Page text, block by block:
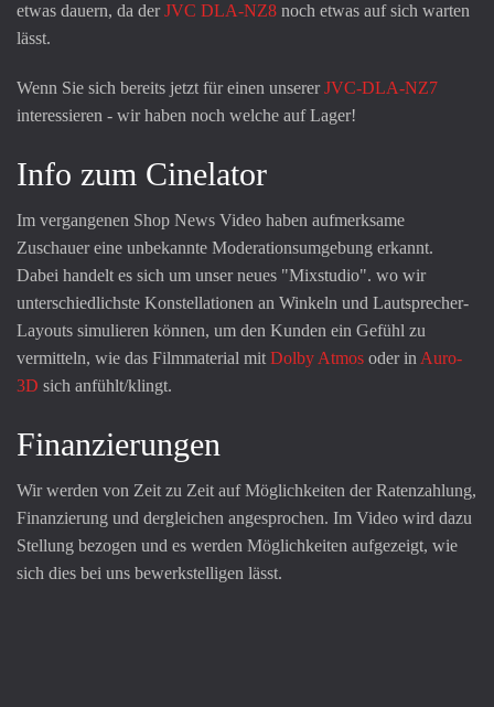
etwas dauern, da derJVC DLA-NZ8 noch etwas auf sich warten
lässt.
Wenn Sie sich bereits jetzt für einen unsererJVC-DLA-NZ7
interessieren - wir haben noch welche auf Lager!
Info zum Cinelator
Im vergangenen Shop News Video haben aufmerksame
Zuschauer eine unbekannte Moderationsumgebung erkannt.
Dabei handelt es sich um unser neues "Mixstudio". wo wir
unterschiedlichste Konstellationen an Winkeln und Lautsprecher-
Layouts simulieren können, um den Kunden ein Gefühl zu
vermitteln, wie das Filmmaterial mit Dolby Atmos oder in Auro-
3D sich anfühlt/klingt.
Finanzierungen
Wir werden von Zeit zu Zeit auf Möglichkeiten der Ratenzahlung,
Finanzierung und dergleichen angesprochen. Im Video wird dazu
Stellung bezogen und es werden Möglichkeiten aufgezeigt, wie
sich dies bei uns bewerkstelligen lässt.